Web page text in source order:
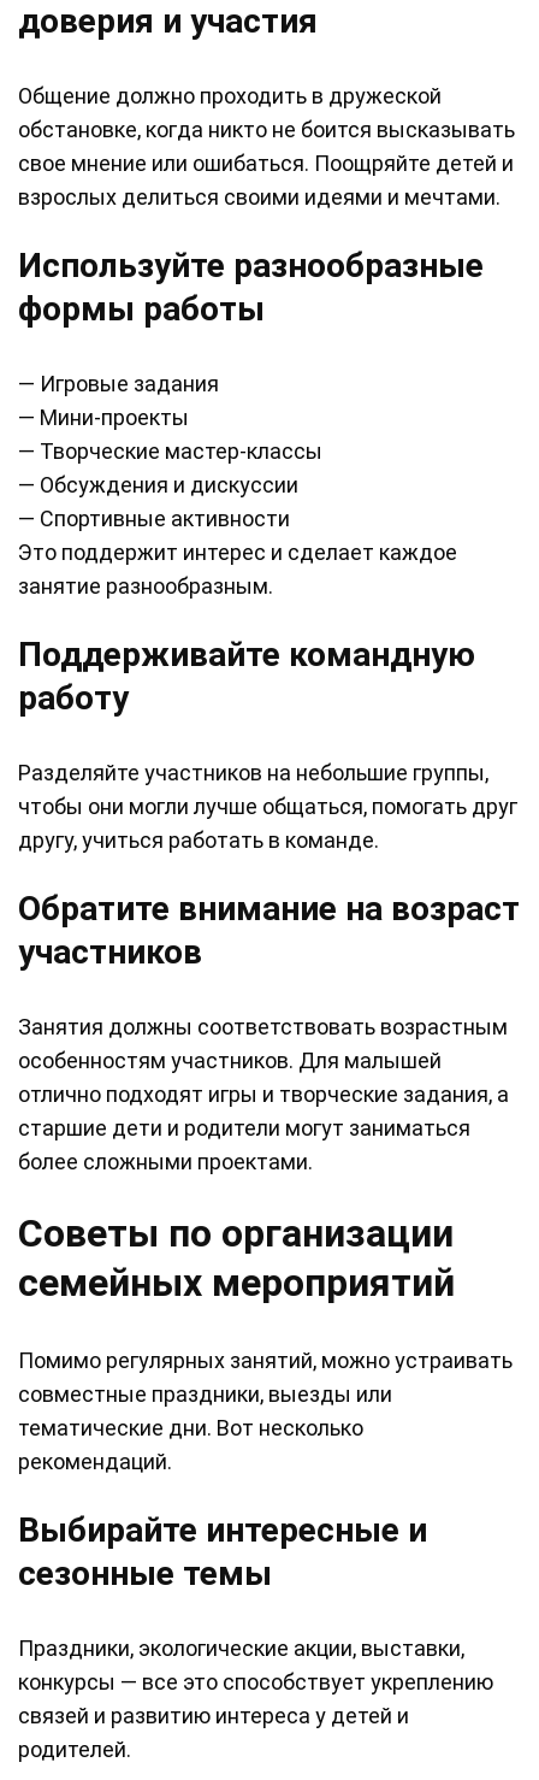
доверия и участия
Общение должно проходить в дружеской
обстановке, когда никто не боится высказывать
свое мнение или ошибаться. Поощряйте детей и
взрослых делиться своими идеями и мечтами.
Используйте разнообразные
формы работы
— Игровые задания
— Мини-проекты
— Творческие мастер-классы
— Обсуждения и дискуссии
— Спортивные активности
Это поддержит интерес и сделает каждое
занятие разнообразным.
Поддерживайте командную
работу
Разделяйте участников на небольшие группы,
чтобы они могли лучше общаться, помогать друг
другу, учиться работать в команде.
Обратите внимание на возраст
участников
Занятия должны соответствовать возрастным
особенностям участников. Для малышей
отлично подходят игры и творческие задания, а
старшие дети и родители могут заниматься
более сложными проектами.
Советы по организации
семейных мероприятий
Помимо регулярных занятий, можно устраивать
совместные праздники, выезды или
тематические дни. Вот несколько
рекомендаций.
Выбирайте интересные и
сезонные темы
Праздники, экологические акции, выставки,
конкурсы — все это способствует укреплению
связей и развитию интереса у детей и
родителей.